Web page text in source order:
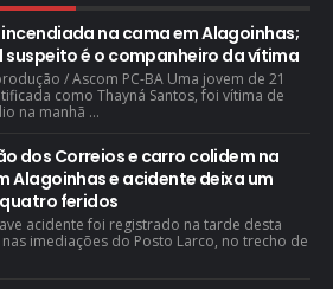
incendiada na cama em Alagoinhas;
suspeito é o companheiro da vítima
/ Ascom PC-BA Uma jovem de 21
como Thayná Santos, foi vítima de
na manhã ...
dos Correios e carro colidem na
Alagoinhas e acidente deixa um
feridos
acidente foi registrado na tarde desta
nas imediações do Posto Larco, no trecho de